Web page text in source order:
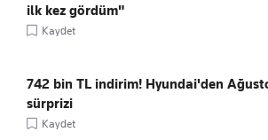
ilk kez gördüm"
Kaydet
742 bin TL indirim! Hyundai'den
sürprizi
Kaydet